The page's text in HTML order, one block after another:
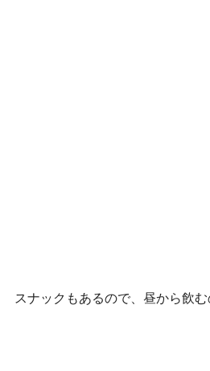
スナックもあるので、昼から飲む